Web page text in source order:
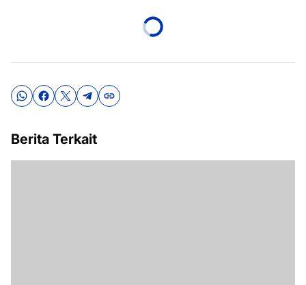
Berita Terkait